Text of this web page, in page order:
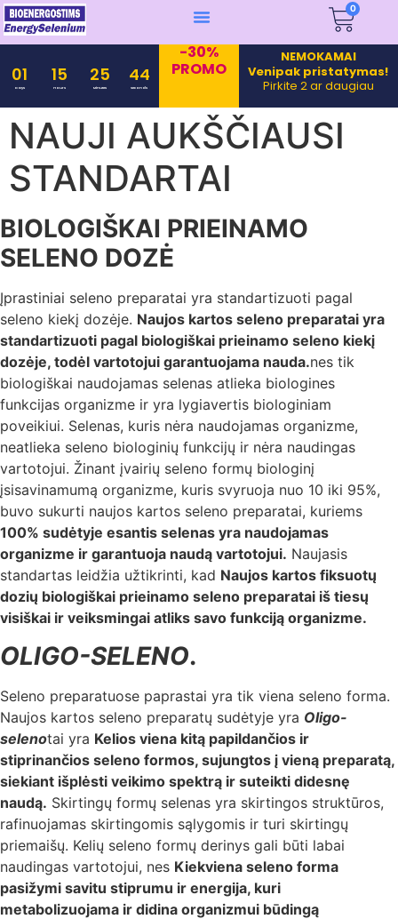
0
01
Days
15
Hours
25
Minutes
43
Seconds
-30%
PROMO
NEMOKAMAI
Venipak pristatymas!
Pirkite 2 ar daugiau
NAUJI AUKŠČIAUSI
STANDARTAI
BIOLOGIŠKAI PRIEINAMO
SELENO DOZĖ
Įprastiniai seleno preparatai yra standartizuoti pagal
seleno kiekį dozėje. Naujos kartos seleno preparatai yra
standartizuoti pagal biologiškai prieinamo seleno kiekį
dozėje, todėl vartotojui garantuojama nauda.nes tik
biologiškai naudojamas selenas atlieka biologines
funkcijas organizme ir yra lygiavertis biologiniam
poveikiui. Selenas, kuris nėra naudojamas organizme,
neatlieka seleno biologinių funkcijų ir nėra naudingas
vartotojui. Žinant įvairių seleno formų biologinį
įsisavinamumą organizme, kuris svyruoja nuo 10 iki 95%,
buvo sukurti naujos kartos seleno preparatai, kuriems
100% sudėtyje esantis selenas yra naudojamas
organizme ir garantuoja naudą vartotojui. Naujasis
standartas leidžia užtikrinti, kad Naujos kartos fiksuotų
dozių biologiškai prieinamo seleno preparatai iš tiesų
visiškai ir veiksmingai atliks savo funkciją organizme.
OLIGO-SELENO.
Seleno preparatuose paprastai yra tik viena seleno forma.
Naujos kartos seleno preparatų sudėtyje yra Oligo-
selenotai yra Kelios viena kitą papildančios ir
stiprinančios seleno formos, sujungtos į vieną preparatą,
siekiant išplėsti veikimo spektrą ir suteikti didesnę
naudą. Skirtingų formų selenas yra skirtingos struktūros,
rafinuojamas skirtingomis sąlygomis ir turi skirtingų
priemaišų. Kelių seleno formų derinys gali būti labai
naudingas vartotojui, nes Kiekviena seleno forma
pasižymi savitu stiprumu ir energija, kuri
metabolizuojama ir didina organizmui būdingą